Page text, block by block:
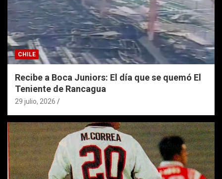
CHILE
Recibe a Boca Juniors: El día que se quemó El
Teniente de Rancagua
29 julio, 2026